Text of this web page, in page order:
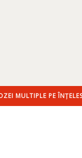
MULTIPLE PE